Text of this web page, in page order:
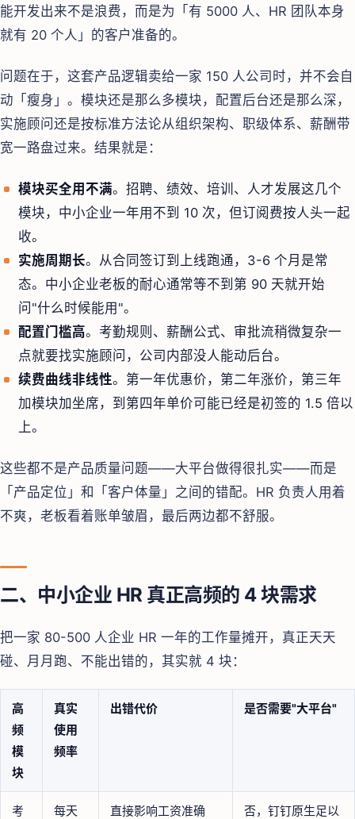
能开发出来不是浪费，而是为「有 5000 人、HR 团队本身
就有 20 个人」的客户准备的。
问题在于，这套产品逻辑卖给一家 150 人公司时，并不会自
动「瘦身」。模块还是那么多模块，配置后台还是那么深，
实施顾问还是按标准方法论从组织架构、职级体系、薪酬带
宽一路盘过来。结果就是：
模块买全用不满。招聘、绩效、培训、人才发展这几个
模块，中小企业一年用不到 10 次，但订阅费按人头一起
收。
实施周期长。从合同签订到上线跑通，3-6 个月是常
态。中小企业老板的耐心通常等不到第 90 天就开始
问"什么时候能用"。
配置门槛高。考勤规则、薪酬公式、审批流稍微复杂一
点就要找实施顾问，公司内部没人能动后台。
续费曲线非线性。第一年优惠价，第二年涨价，第三年
加模块加坐席，到第四年单价可能已经是初签的 1.5 倍以
上。
这些都不是产品质量问题——大平台做得很扎实——而是
「产品定位」和「客户体量」之间的错配。HR 负责人用着
不爽，老板看着账单皱眉，最后两边都不舒服。
二、中小企业 HR 真正高频的 4 块需求
把一家 80-500 人企业 HR 一年的工作量摊开，真正天天
碰、月月跑、不能出错的，其实就 4 块：
高
频
模
块
真实
使用
频率
出错代价 是否需要"大平台"
考
每天
直接影响工资准确
否，钉钉原生足以